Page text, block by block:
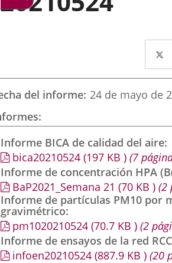
a
del informe 24 de mayo de
Informe BICA de calidad del aire
bica20210524 (197 KB ) (7
Informe de concentración HPA
BaP2021_Semana 21 (70 KB ) (2
Informe de partículas PM10 por
gravimétrico
pm1020210524 (70.7 KB ) (2
Informe de ensayos de la red
infoen20210524 (887.9 KB ) (20